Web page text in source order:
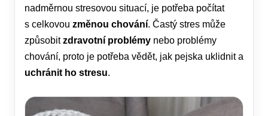
nadměrnou stresovou situací, je potřeba počítat
s celkovou změnou chování. Častý stres může
způsobitzdravotní problémy nebo problémy
chování, proto je potřeba vědět, jak pejska uklidnit a
uchránit ho stresu.